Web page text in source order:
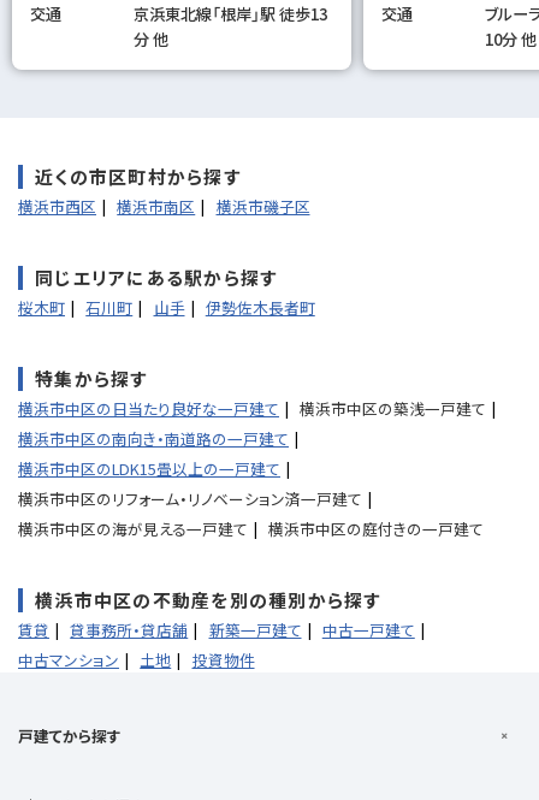
交通
京浜東北線「根岸」駅 徒歩13
分 他
交通
ブルー
10分 他
近くの市区町村から探す
横浜市西区 横浜市南区 横浜市磯子区
同じエリアにある駅から探す
桜木町 石川町 山手 伊勢佐木長者町
特集から探す
横浜市中区の日当たり良好な一戸建て
横浜市中区の築浅一戸建て
横浜市中区の南向き・南道路の一戸建て
横浜市中区のLDK15畳以上の一戸建て
横浜市中区のリフォーム・リノベーション済一戸建て
横浜市中区の海が見える一戸建て
横浜市中区の庭付きの一戸建て
横浜市中区の不動産を別の種別から探す
賃貸 貸事務所・貸店舗 新築一戸建て
中古一戸建て
中古マンション
土地 投資物件
戸建てから探す